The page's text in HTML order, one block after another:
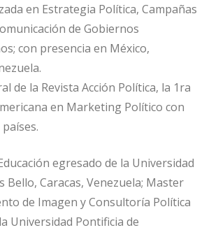
en Estrategia Política, Campañas
de Gobiernos
con presencia en México,
de la Revista Acción Política, la 1ra
en Marketing Político con
egresado de la Universidad
Bello, Caracas, Venezuela; Master
de Imagen y Consultoría Política
Universidad Pontificia de